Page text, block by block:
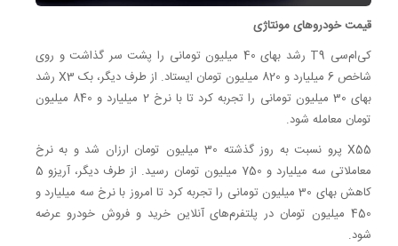
قیمت خودروهای مونتاژی
کی‌ام‌سی T9 رشد بهای 40 میلیون تومانی را پشت سر گذاشت و روی
شاخص 6 میلیارد و 820 میلیون تومان ایستاد. از طرف دیگر، بک X3 رشد
بهای 30 میلیون تومانی را تجربه کرد تا با نرخ 2 میلیارد و 840 میلیون
تومان معامله شود.
X55 پرو نسبت به روز گذشته 30 میلیون تومان ارزان شد و به نرخ
معاملاتی سه میلیارد و 750 میلیون تومان رسید. از طرف دیگر، آریزو 5
کاهش بهای 30 میلیون تومانی را تجربه کرد تا امروز با نرخ سه میلیارد و
450 میلیون تومان در پلتفرم‌های آنلاین خرید و فروش خودرو عرضه
شود.